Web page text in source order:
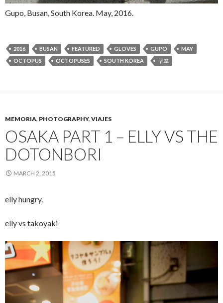
Gupo, Busan, South Korea. May, 2016.
2016 BUSAN FEATURED GLOVES GUPO
MAY
OCTOPUS
OCTOPUSES SOUTH KOREA 구포
MEMORIA, PHOTOGRAPHY, VIAJES
OSAKA PART 1 – ELLY VS THE
DOTONBORI
MARCH 2, 2015
elly hungry.
elly vs takoyaki